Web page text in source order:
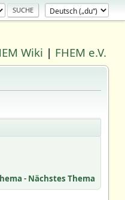
Wiki | FHEM e.V.
- Nächstes Thema